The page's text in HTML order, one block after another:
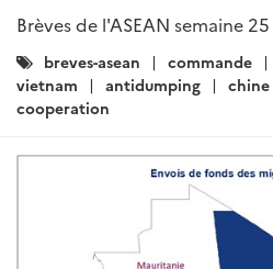
Brèves de l'ASEAN semaine 25
Catégories
:
breves-asean commande
vietnam
antidumping chine
cooperation